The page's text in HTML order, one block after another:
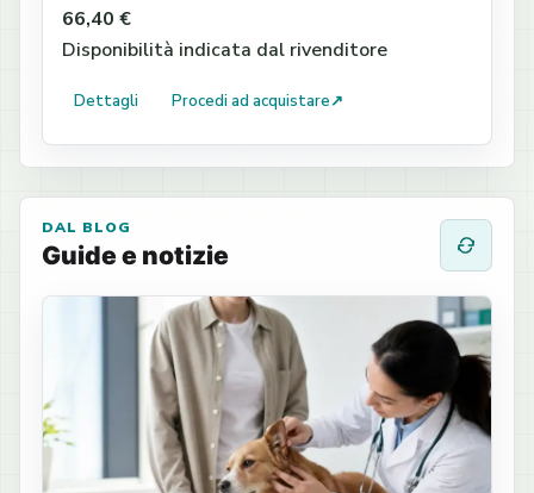
66,40 €
Disponibilità indicata dal rivenditore
Dettagli Procedi ad acquistare↗
DAL BLOG
Guide e notizie